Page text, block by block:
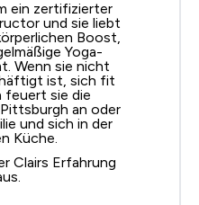
ein zertifizierter
und sie liebt
Boost,
Yoga-
Wenn sie nicht
ist, sich fit
feuert sie die
an oder
und sich in der
Küche.
Clairs Erfahrung